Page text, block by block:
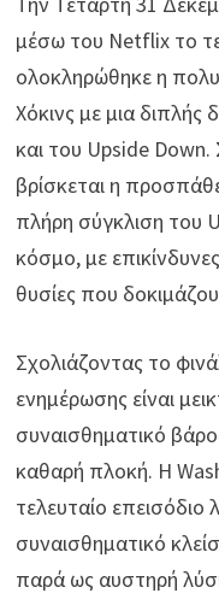
μέσω του Netflix το
ολοκληρώθηκε η
Χόκινς με μια διπλής
και του Upside
βρίσκεται η
πλήρη σύγκλιση του
κόσμο, με
θυσίες που
Σχολιάζοντας το
ενημέρωσης είναι
συναισθηματικό
καθαρή πλοκή. Η
τελευταίο επεισόδιο
συναισθηματικό
παρά ως αυστηρή